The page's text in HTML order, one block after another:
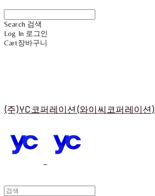
Search 검색
Log In 로그인
Cart장바구니
(주)YC코퍼레이션(와이씨코퍼레이션)